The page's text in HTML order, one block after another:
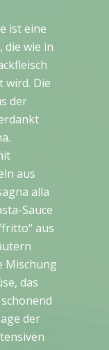
ist eine
die wie in
wird. Die
der
aus
alla
Sauce
aus
Mischung
das
der